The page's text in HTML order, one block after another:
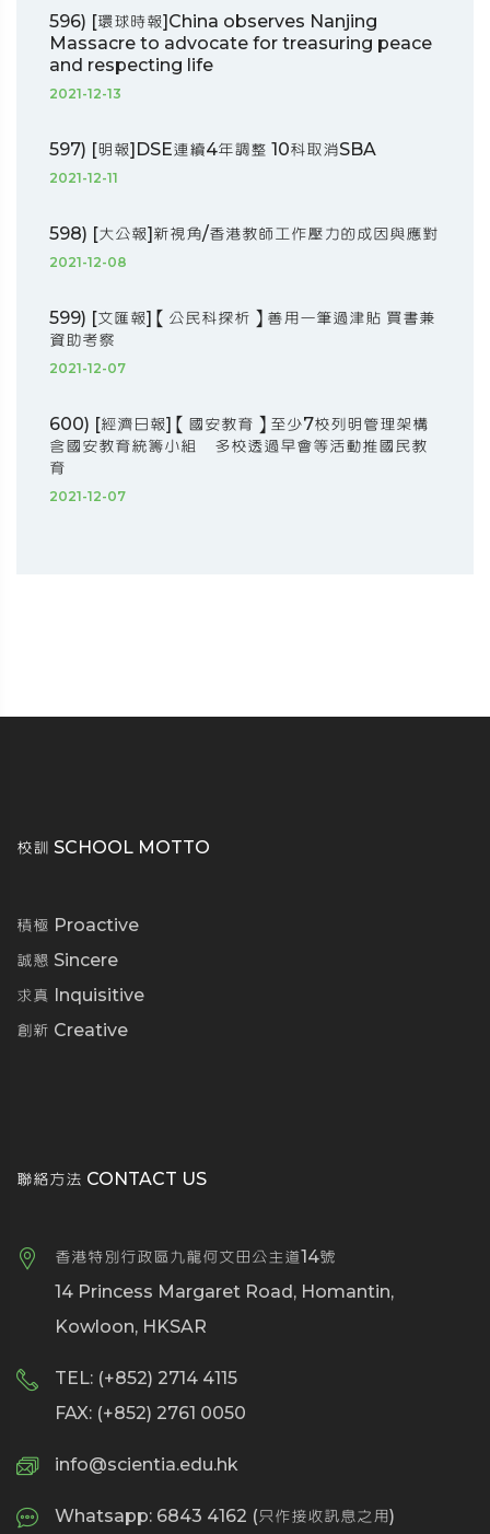
596) [環球時報]China observes Nanjing
Massacre to advocate for treasuring peace
and respecting life
2021-12-13
597) [明報]DSE連續4年調整 10科取消SBA
2021-12-11
598) [大公報]新視角/香港教師工作壓力的成因與應對
2021-12-08
599) [文匯報]【公民科探析】善用一筆過津貼 買書兼
資助考察
2021-12-07
600) [經濟日報]【國安教育】至少7校列明管理架構
含國安教育統籌小組 多校透過早會等活動推國民教
育
2021-12-07
校訓 SCHOOL MOTTO
積極 Proactive
誠懇 Sincere
求真 Inquisitive
創新 Creative
聯絡方法 CONTACT US
香港特別行政區九龍何文田公主道14號
14 Princess Margaret Road, Homantin,
Kowloon, HKSAR
TEL: (+852) 2714 4115
FAX: (+852) 2761 0050
info@scientia.edu.hk
Whatsapp: 6843 4162 (只作接收訊息之用)